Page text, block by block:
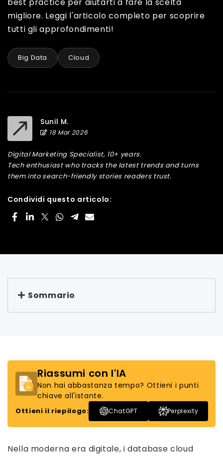
migliore. Leggi l'articolo completo per scoprire
tutti gli approfondimenti!
Big Data Cloud
Sunil M.
18 Mar 2026
Digital Marketing Specialist, 10+ years.
Tech enthusiast who tracks the latest trends and turns
them into search-friendly stories readers trust.
Condividi questo articolo:
Sommario
Riassumi con l'IA
Non hai abbastanza tempo? Ottieni i punti
chiave all'istante.
Ottieni il riepilogo: ChatGPT Perplexity
Nella moderna era digitale, i database cloud